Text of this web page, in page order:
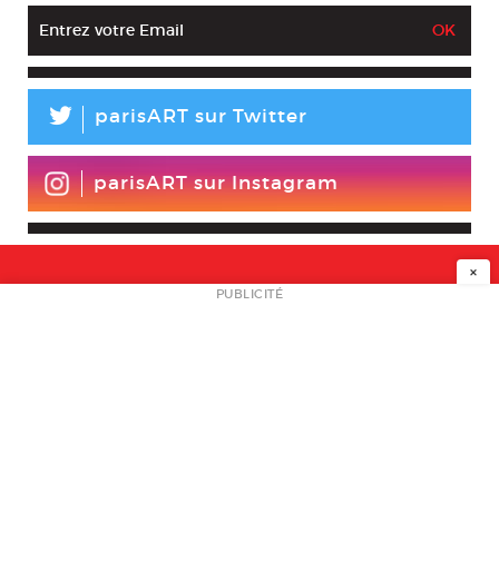
L parisART sur Twitter
parisART sur Instagram
NEWSLETTER
×
PUBLICITÉ